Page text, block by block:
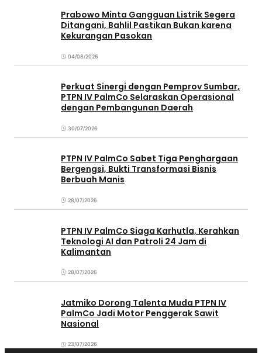
Prabowo Minta Gangguan Listrik Segera
Ditangani, Bahlil Pastikan Bukan karena
Kekurangan Pasokan
04/08/2026
Perkuat Sinergi dengan Pemprov Sumbar,
PTPN IV PalmCo Selaraskan Operasional
dengan Pembangunan Daerah
30/07/2026
PTPN IV PalmCo Sabet Tiga Penghargaan
Bergengsi, Bukti Transformasi Bisnis
Berbuah Manis
28/07/2026
PTPN IV PalmCo Siaga Karhutla, Kerahkan
Teknologi AI dan Patroli 24 Jam di
Kalimantan
28/07/2026
Jatmiko Dorong Talenta Muda PTPN IV
PalmCo Jadi Motor Penggerak Sawit
Nasional
23/07/2026